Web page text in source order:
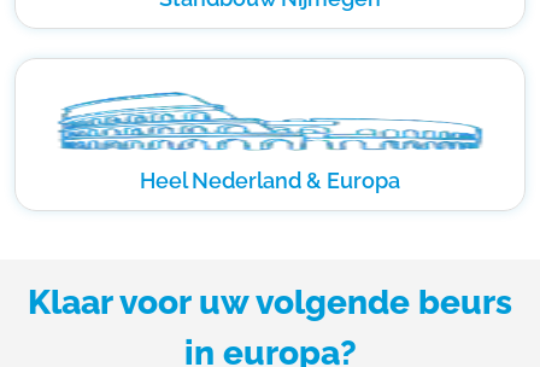
Heel Nederland & Europa
Klaar voor uw volgende beurs
in europa?